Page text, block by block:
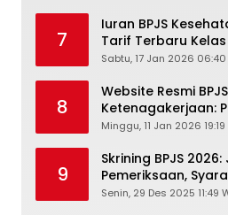
7
Iuran BPJS
Tarif Terbaru Kelas
Cara Bayar, Denda
JKN-KIS
Sabtu, 17 Jan 2026 06:40
8
Website Resmi BPJS
Ketenagakerjaan:
Lengkap Akses dan
Minggu, 11 Jan 2026 19:19
9
Skrining BPJS 2026:
Pemeriksaan,
Daftar & Cek
Senin, 29 Des 2025 11:49